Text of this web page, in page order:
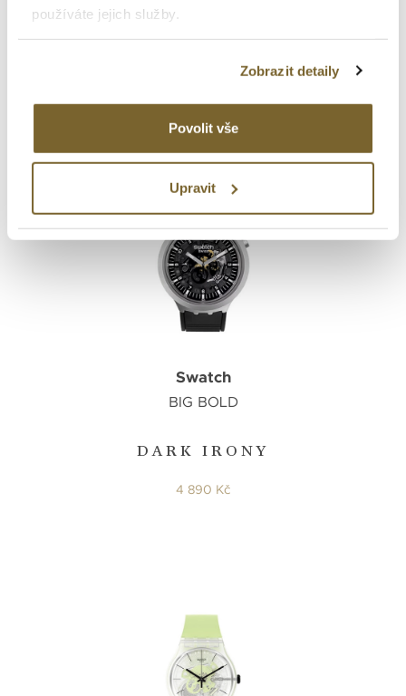
používáte jejich služby.
Zobrazit detaily
Povolit vše
Upravit
PINK DAZE
DARK IRONY
Swatch
BIG BOLD
4 890 Kč